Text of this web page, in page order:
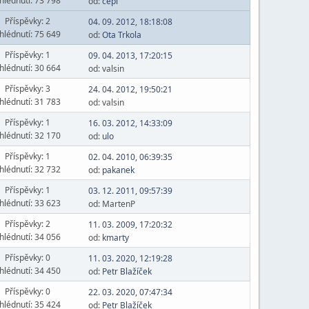
Příspěvky: 2
75 649
04. 09. 2012, 18:18:08
od:Ota Trkola
Příspěvky: 1
30 664
09. 04. 2013, 17:20:15
od: valsin
Příspěvky: 3
31 783
24. 04. 2012, 19:50:21
od: valsin
Příspěvky: 1
32 170
16. 03. 2012, 14:33:09
od: ulo
Příspěvky: 1
32 732
02. 04. 2010, 06:39:35
od: pakanek
Příspěvky: 1
33 623
03. 12. 2011, 09:57:39
od: MartenP
Příspěvky: 2
34 056
11. 03. 2009, 17:20:32
od: kmarty
Příspěvky: 0
34 450
11. 03. 2020, 12:19:28
od: Petr Blažíček
Příspěvky: 0
35 424
22. 03. 2020, 07:47:34
od: Petr Blažíček